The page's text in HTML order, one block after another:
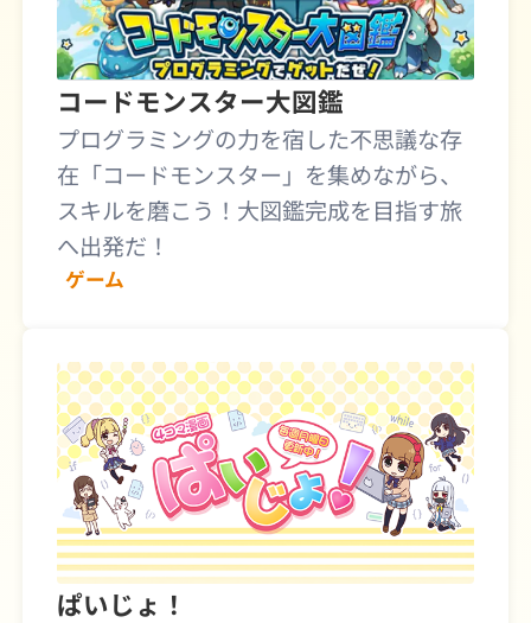
ゲーム
コードモンスター大図鑑
プログラミングの力を宿した不思議な存
在「コードモンスター」を集めながら、
スキルを磨こう！大図鑑完成を目指す旅
へ出発だ！
ぱいじょ！